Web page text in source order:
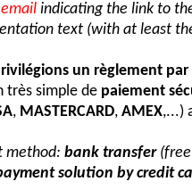
email indicating the link to
text (with at least
un règlement par
très simple de paiement
, MASTERCARD, AMEX,...)
method: bank transfer(free
solution by credit